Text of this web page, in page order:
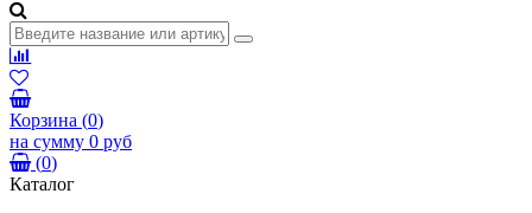
Корзина (0)
на сумму 0 руб
(0)
Каталог